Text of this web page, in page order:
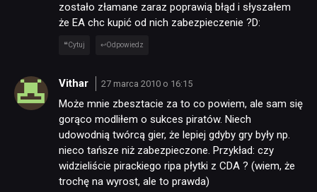
zostało złamane zaraz poprawią błąd i słyszałem
że EA chc kupić od nich zabezpieczenie ?D:
Cytuj Odpowiedz
Vithar 27 marca 2010 o 16:15
Może mnie zbesztacie za to co powiem, ale sam się
gorąco modliłem o sukces piratów. Niech
udowodnią twórcą gier, że lepiej gdyby gry były np.
nieco tańsze niż zabezpieczone. Przykład: czy
widzieliście pirackiego ripa płytki z CDA ? (wiem, że
trochę na wyrost, ale to prawda)